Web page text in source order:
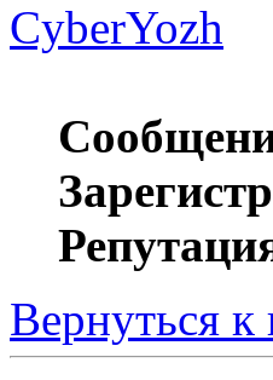
CyberYozh
Вернуться к